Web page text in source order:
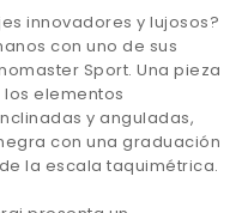
innovadores y lujosos?
con uno de sus
Sport. Una pieza
elementos
y anguladas,
con una graduación
la escala taquimétrica.